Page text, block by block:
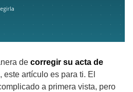
de corregir su acta de
, este artículo es para ti. El
a primera vista, pero